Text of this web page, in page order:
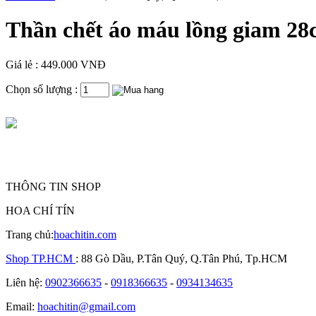
Thần chết áo máu lồng giam
Giá lẻ : 449.000 VNĐ
Chọn số lượng :
THÔNG TIN SHOP
HOA CHÍ TÍN
Trang chủ:hoachitin.com
Shop TP.HCM : 88 Gò Dầu, P.Tân Quý, Q.Tân Phú, Tp.HCM
Liên hệ: 0902366635 - 0918366635 - 0934134635
Email: hoachitin@gmail.com